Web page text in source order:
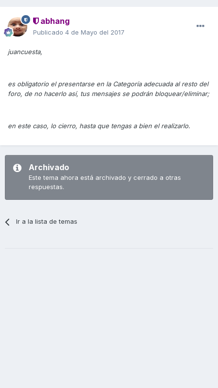
abhang
Publicado 4 de Mayo del 2017
juancuesta,
es obligatorio el presentarse en la Categoría adecuada al resto del
foro, de no hacerlo así, tus mensajes se podrán bloquear/eliminar;
en este caso, lo cierro, hasta que tengas a bien el realizarlo.
Archivado
Este tema ahora está archivado y cerrado a otras
respuestas.
Ir a la lista de temas